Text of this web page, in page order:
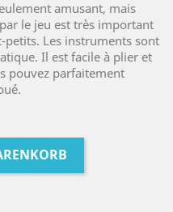
amusant, mais
le jeu est très important
Les instruments sont
Il est facile à plier et
pouvez parfaitement